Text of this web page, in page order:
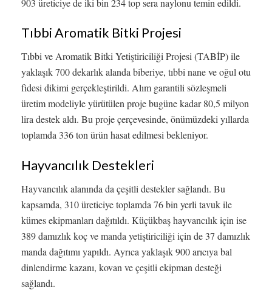
903 üreticiye de iki bin 234 top sera naylonu temin edildi.
Tıbbi Aromatik Bitki Projesi
Tıbbi ve Aromatik Bitki Yetiştiriciliği Projesi (TABİP) ile
yaklaşık 700 dekarlık alanda biberiye, tıbbi nane ve oğul otu
fidesi dikimi gerçekleştirildi. Alım garantili sözleşmeli
üretim modeliyle yürütülen proje bugüne kadar 80,5 milyon
lira destek aldı. Bu proje çerçevesinde, önümüzdeki yıllarda
toplamda 336 ton ürün hasat edilmesi bekleniyor.
Hayvancılık Destekleri
Hayvancılık alanında da çeşitli destekler sağlandı. Bu
kapsamda, 310 üreticiye toplamda 76 bin yerli tavuk ile
kümes ekipmanları dağıtıldı. Küçükbaş hayvancılık için ise
389 damızlık koç ve manda yetiştiriciliği için de 37 damızlık
manda dağıtımı yapıldı. Ayrıca yaklaşık 900 arıcıya bal
dinlendirme kazanı, kovan ve çeşitli ekipman desteği
sağlandı.